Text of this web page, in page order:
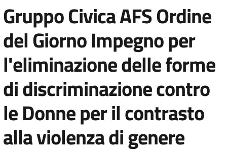
Gruppo Civica AFS Ordine
del Giorno Impegno per
l'eliminazione delle forme
di discriminazione contro
le Donne per il contrasto
alla violenza di genere